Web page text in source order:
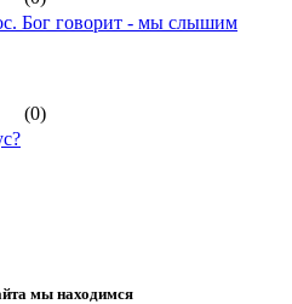
Бог говорит - мы слышим
(0)
мы находимся